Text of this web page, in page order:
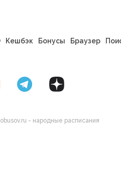
Кешбэк Бонусы Браузер
- народные расписания